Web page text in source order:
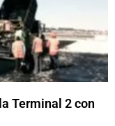
Terminal 2 con